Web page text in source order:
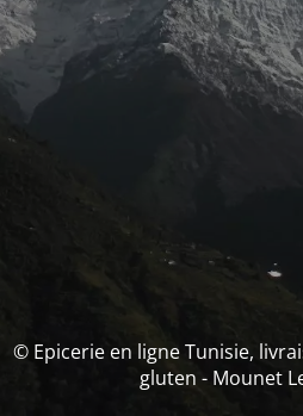
© Epicerie en ligne Tunisie,
gluten - Mounet